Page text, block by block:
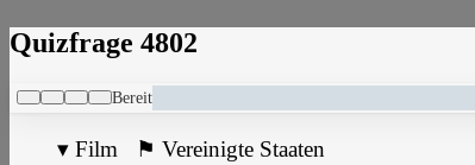
Quizfrage 4802
Bereit
▾ Film ⚑ Vereinigte Staaten